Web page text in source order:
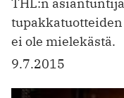
ei ole mielekästä.
9.7.2015